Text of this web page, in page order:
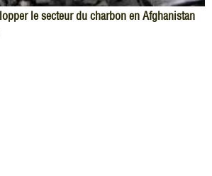
le secteur du charbon en Afghanistan